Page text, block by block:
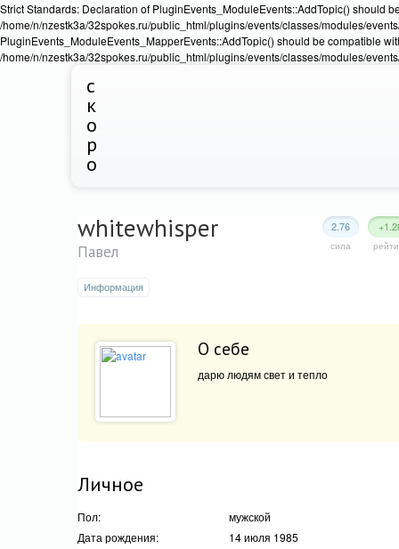
Strict Standards: Declaration of PluginEvents_ModuleEvents::AddTopic() should
/home/n/nzestk3a/32spokes.ru/public_html/plugins/events/classes/modules/
PluginEvents_ModuleEvents_MapperEvents::AddTopic() should be compatible
/home/n/nzestk3a/32spokes.ru/public_html/plugins/events/classes/modules/
с
к
о
р
о
2.76
сила
whitewhisper
Павел
Информация
О себе
дарю людям свет и тепло
Личное
Пол:
мужской
Дата рождения:
14 июля 1985